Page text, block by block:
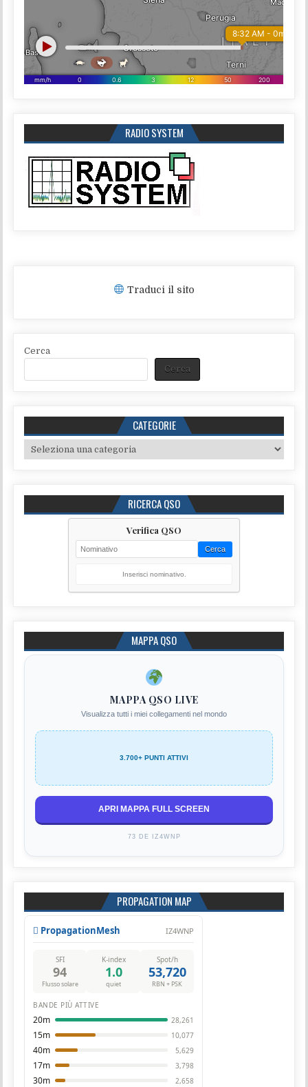
RADIO SYSTEM
Traduci il sito
Cerca
Cerca
CATEGORIE
Categorie
RICERCA QSO
Verifica QSO
Cerca
Inserisci nominativo.
MAPPA QSO
MAPPA QSO LIVE
Visualizza tutti i miei collegamenti nel mondo
3.700+ PUNTI ATTIVI
APRI MAPPA FULL SCREEN
73 DE IZ4WNP
PROPAGATION MAP